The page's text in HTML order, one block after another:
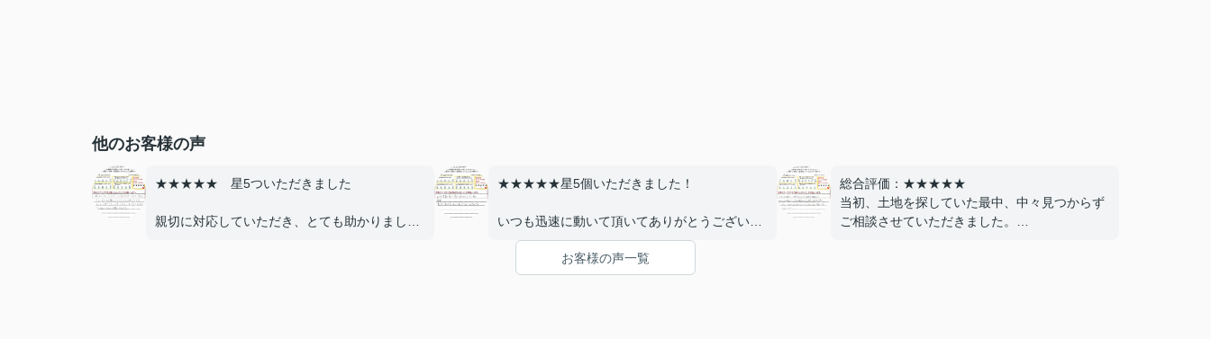
他のお客様の声
★★★★★ 星5ついただきました
親切に対応していただき、とても助かりまし
★★★★★星5個いただきました！
いつも迅速に動いて頂いてありがとうございま
す。
事務所は靴を脱がずに入室できるとdetterです
総合評価：★★★★★
当初、土地を探していた最中、中々見つからず
ご相談させていただきました。
お客様の声一覧